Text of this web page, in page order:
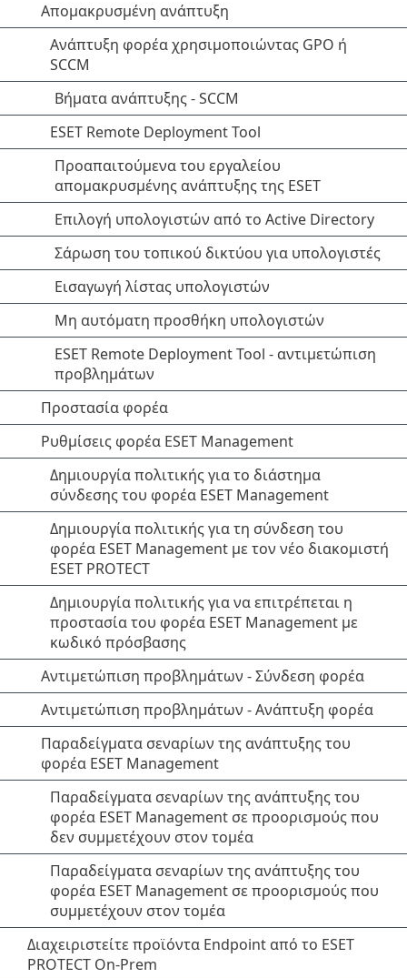
Απομακρυσμένη ανάπτυξη
Ανάπτυξη φορέα χρησιμοποιώντας GPO ή
SCCM
Βήματα ανάπτυξης - SCCM
ESET Remote Deployment Tool
Προαπαιτούμενα του εργαλείου
απομακρυσμένης ανάπτυξης της ESET
Επιλογή υπολογιστών από το Active Directory
Σάρωση του τοπικού δικτύου για υπολογιστές
Εισαγωγή λίστας υπολογιστών
Μη αυτόματη προσθήκη υπολογιστών
ESET Remote Deployment Tool - αντιμετώπιση
προβλημάτων
Προστασία φορέα
Ρυθμίσεις φορέα ESET Management
Δημιουργία πολιτικής για το διάστημα
σύνδεσης του φορέα ESET Management
Δημιουργία πολιτικής για τη σύνδεση του
φορέα ESET Management με τον νέο διακομιστή
ESET PROTECT
Δημιουργία πολιτικής για να επιτρέπεται η
προστασία του φορέα ESET Management με
κωδικό πρόσβασης
Αντιμετώπιση προβλημάτων - Σύνδεση φορέα
Αντιμετώπιση προβλημάτων - Ανάπτυξη φορέα
Παραδείγματα σεναρίων της ανάπτυξης του
φορέα ESET Management
Παραδείγματα σεναρίων της ανάπτυξης του
φορέα ESET Management σε προορισμούς που
δεν συμμετέχουν στον τομέα
Παραδείγματα σεναρίων της ανάπτυξης του
φορέα ESET Management σε προορισμούς που
συμμετέχουν στον τομέα
Διαχειριστείτε προϊόντα Endpoint από το ESET
PROTECT On-Prem